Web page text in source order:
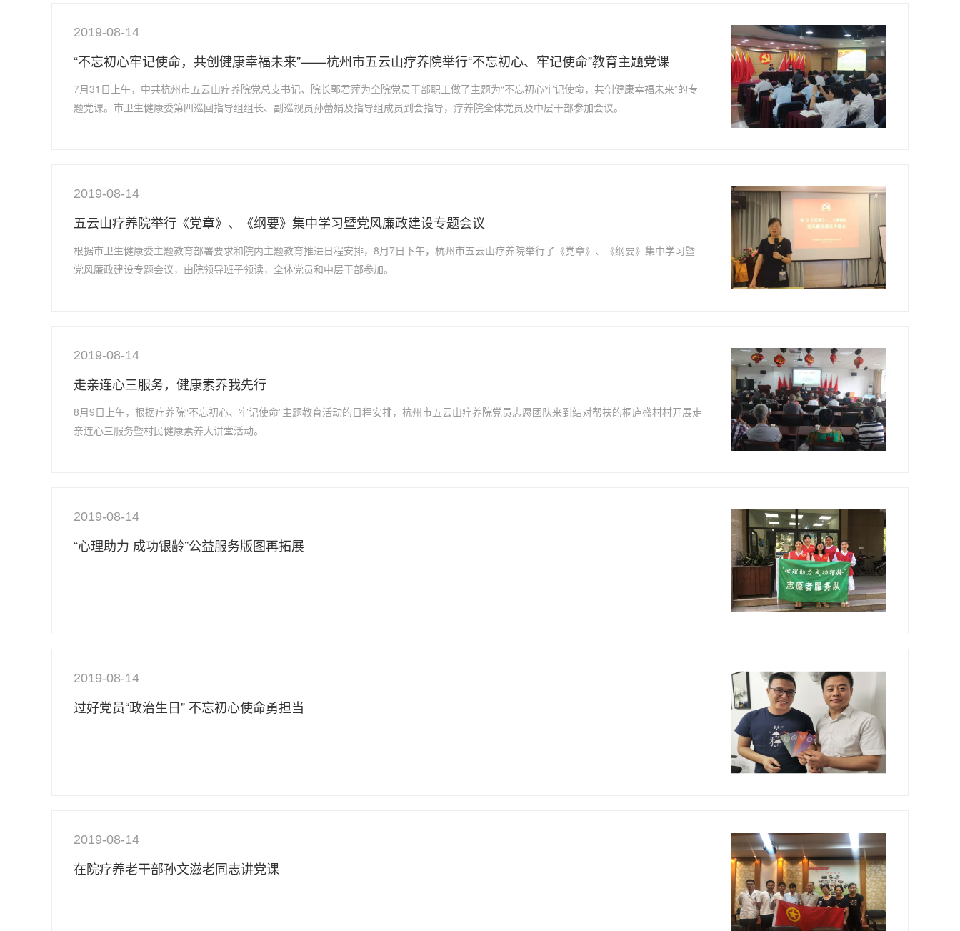
2019-08-14
“不忘初心牢记使命，共创健康幸福未来”——杭州市五云山疗养院举行“不忘初心、牢记使命”教育主题党课
7月31日上午，中共杭州市五云山疗养院党总支书记、院长郭君萍为全院党员干部职工做了主题为“不忘初心牢记使命，共创健康幸福未来”的专
题党课。市卫生健康委第四巡回指导组组长、副巡视员孙蕾娟及指导组成员到会指导，疗养院全体党员及中层干部参加会议。
2019-08-14
五云山疗养院举行《党章》、《纲要》集中学习暨党风廉政建设专题会议
根据市卫生健康委主题教育部署要求和院内主题教育推进日程安排，8月7日下午，杭州市五云山疗养院举行了《党章》、《纲要》集中学习暨
党风廉政建设专题会议，由院领导班子领读，全体党员和中层干部参加。
2019-08-14
走亲连心三服务，健康素养我先行
8月9日上午，根据疗养院“不忘初心、牢记使命”主题教育活动的日程安排，杭州市五云山疗养院党员志愿团队来到结对帮扶的桐庐盛村村开展走
亲连心三服务暨村民健康素养大讲堂活动。
2019-08-14
“心理助力 成功银龄”公益服务版图再拓展
2019-08-14
过好党员“政治生日” 不忘初心使命勇担当
2019-08-14
在院疗养老干部孙文滋老同志讲党课